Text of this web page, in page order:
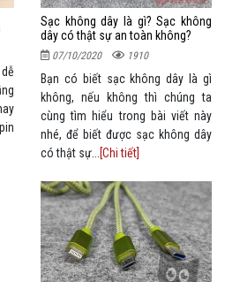
Sạc không dây là gì? Sạc không
dây có thật sự an toàn không?
07/10/2020 1910
Bạn có biết sạc không dây là gì
không, nếu không thì chúng ta
cùng tìm hiểu trong bài viết này
nhé, để biết được sạc không dây
có thật sự...
[Chi tiết]